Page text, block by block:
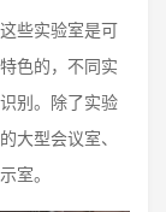
些实验室是可
色的，不同实
别。除了实验
大型会议室、
室。